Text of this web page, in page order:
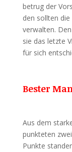
betrug der
den sollten
verwalten.
sie das letzte
für sich
Bester
Aus dem
punkteten
Punkte